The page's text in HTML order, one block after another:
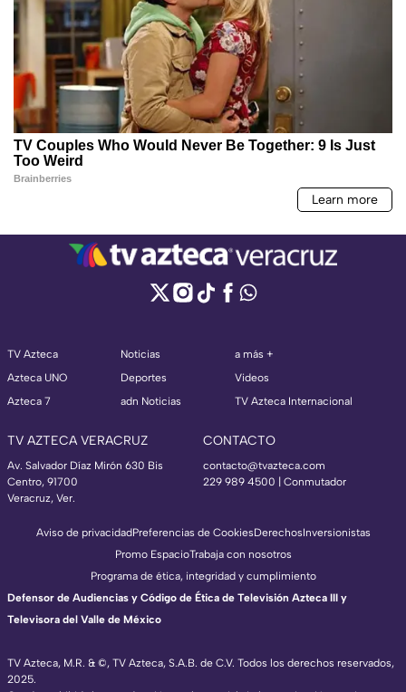
TV Azteca
Azteca UNO
Azteca 7
Noticias
Deportes
adn Noticias
a más +
Videos
TV Azteca Internacional
TV AZTECA VERACRUZ
Av. Salvador Díaz Mirón 630 Bis
Centro, 91700
Veracruz, Ver.
CONTACTO
contacto@tvazteca.com
229 989 4500 | Conmutador
TV Azteca, M.R. & ©, TV Azteca, S.A.B. de C.V. Todos los derechos reservados,
2025.
Aviso de privacidadPreferencias de CookiesDerechosInversionistas
Promo EspacioTrabaja con nosotros
Programa de ética, integridad y cumplimiento
Defensor de Audiencias y Código de Ética de Televisión Azteca III y
Televisora del Valle de México